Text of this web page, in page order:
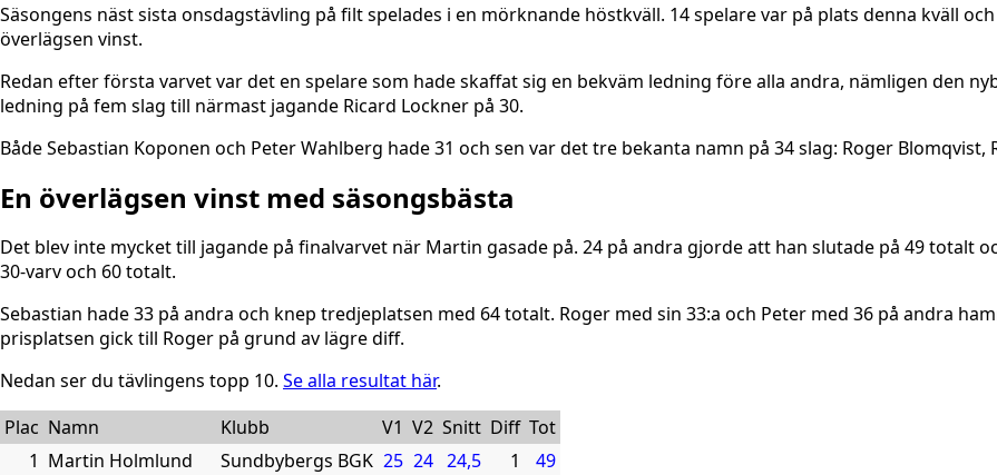
Säsongens näst sista onsdagstävling på filt spelades i en mörknande höstkväll. 14 spelare var på plats denna kväll
överlägsen vinst.
Redan efter första varvet var det en spelare som hade skaffat sig en bekväm ledning före alla andra, nämligen den
ledning på fem slag till närmast jagande Ricard Lockner på 30.
Både Sebastian Koponen och Peter Wahlberg hade 31 och sen var det tre bekanta namn på 34 slag: Roger Blomqvist,
En överlägsen vinst med säsongsbästa
Det blev inte mycket till jagande på finalvarvet när Martin gasade på. 24 på andra gjorde att han slutade på 49 totalt
30-varv och 60 totalt.
Sebastian hade 33 på andra och knep tredjeplatsen med 64 totalt. Roger med sin 33:a och Peter med 36 på andra
prisplatsen gick till Roger på grund av lägre diff.
Nedan ser du tävlingens topp 10. Se alla resultat här.
Plac Namn Klubb V1 V2 Snitt Diff Tot
1 Martin Holmlund Sundbybergs BGK 25 24 24,5 1
49